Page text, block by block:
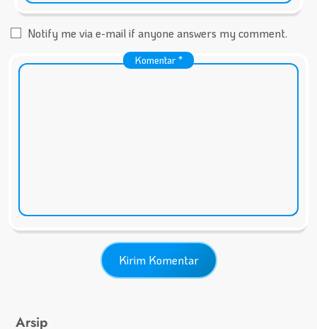
Notify me via e-mail if anyone answers my comment.
Komentar *
Arsip